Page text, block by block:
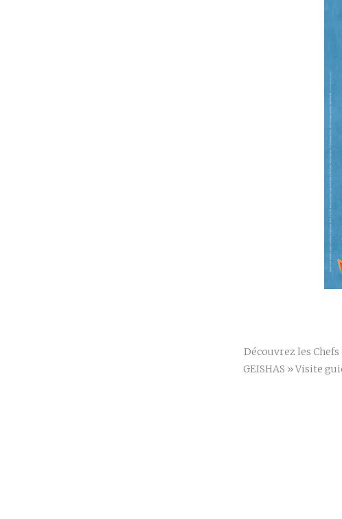
Découvrez les Chefs
GEISHAS » Visite